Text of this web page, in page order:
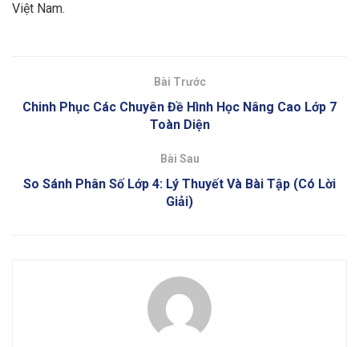
Việt Nam.
Bài Trước
Chinh Phục Các Chuyên Đề Hình Học Nâng Cao Lớp 7
Toàn Diện
Bài Sau
So Sánh Phân Số Lớp 4: Lý Thuyết Và Bài Tập (Có Lời
Giải)